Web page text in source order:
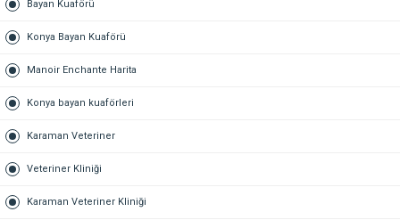
Bayan Kuaförü
Konya Bayan Kuaförü
Manoir Enchante Harita
Konya bayan kuaförleri
Karaman Veteriner
Veteriner Kliniği
Karaman Veteriner Kliniği